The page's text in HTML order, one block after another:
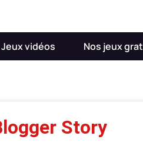
Jeux vidéos Nos jeux
Story